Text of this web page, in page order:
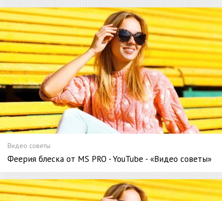
Видео советы
Феерия блеска от MS PRO - YouTube - «Видео советы»